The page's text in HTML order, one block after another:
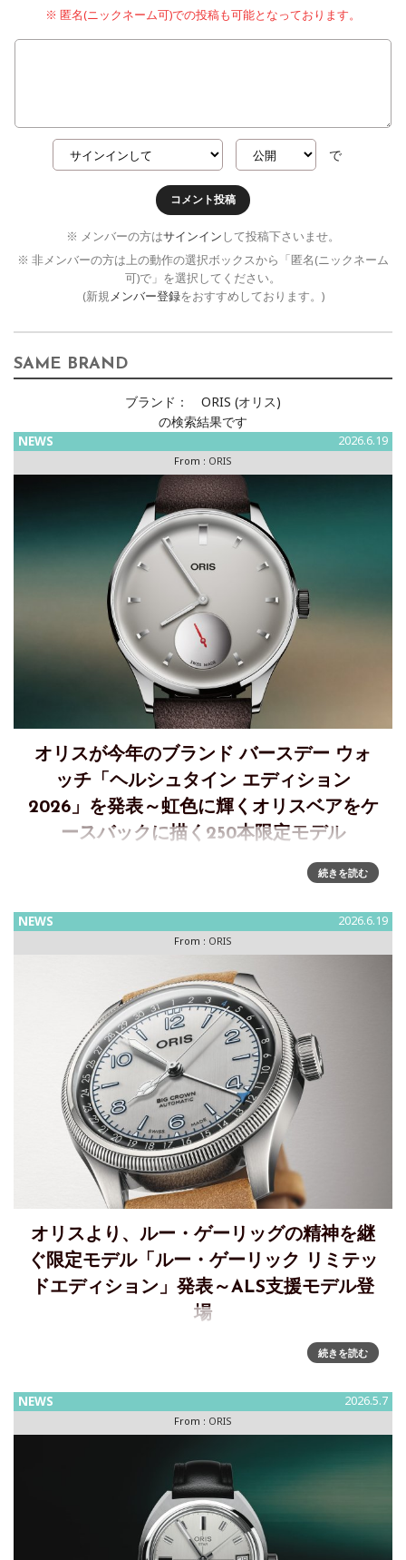
※ 匿名(ニックネーム可)での投稿も可能となっております。
で
コメント投稿
※ メンバーの方はサインイン して投稿下さいませ。
※ 非メンバーの方は上の動作の選択ボックスから「匿名(ニックネーム
可)で」を選択してください。
(新規メンバー登録をおすすめしております。)
SAME BRAND
ブランド：
ORIS (オリス)
の検索結果です
NEWS 2026.6.19
From : ORIS
オリスが今年のブランド バースデー ウォ
ッチ「ヘルシュタイン エディション
2026」を発表～虹色に輝くオリスベアをケ
ースバックに描く250本限定モデル
オリスの誕生日を祝う「ヘルシュタイン エディション
2026」年に一度の特別な日、毎年6月1日、オリスの特別な感
発表します。今年の「ヘルシュタイン エディション」は、新
型アートリエを
続きを読む
NEWS 2026.6.19
From : ORIS
オリスより、ルー・ゲーリッグの精神を継
ぐ限定モデル「ルー・ゲーリック リミテッ
ドエディション」発表～ALS支援モデル登
場
ルー・ゲーリッグの精神を継ぐ限定ORIS時計、ALS支援モデ
ル登場オリスは、伝説の野球選手ルー・ゲーリッグの功績を
ゲーリッグ リミテッドエディション」を発表しました。 伝説
の
続きを読む
NEWS 2026.5.7
From : ORIS